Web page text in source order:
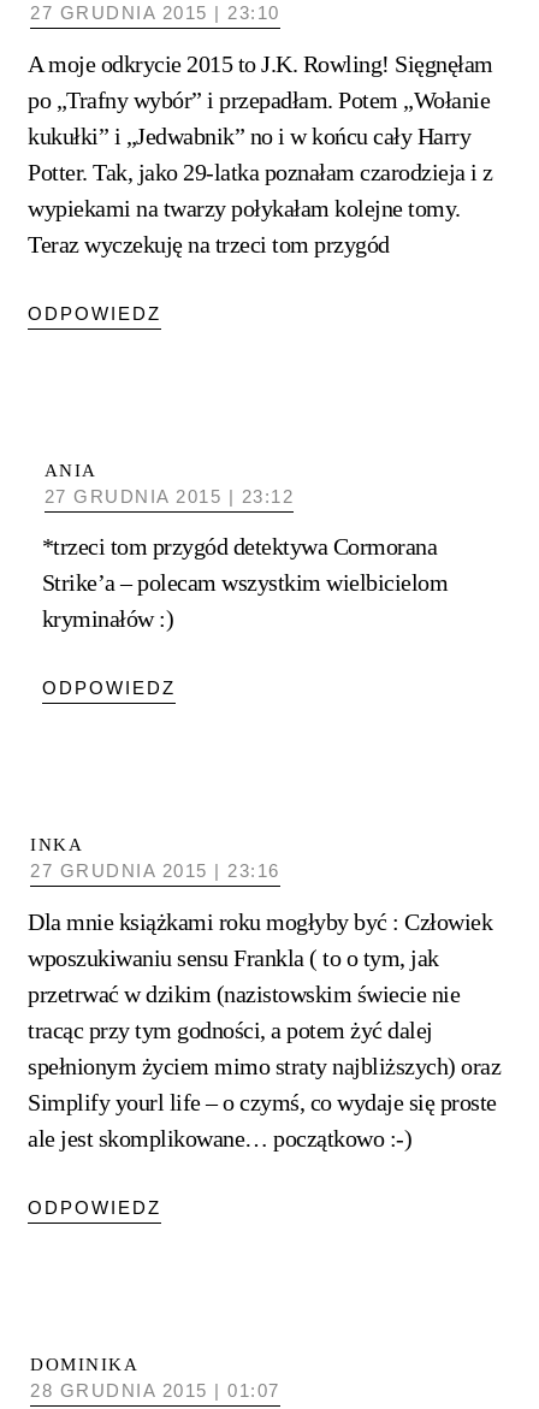
27 GRUDNIA 2015 | 23:10
A moje odkrycie 2015 to J.K. Rowling! Sięgnęłam
po „Trafny wybór” i przepadłam. Potem „Wołanie
kukułki” i „Jedwabnik” no i w końcu cały Harry
Potter. Tak, jako 29-latka poznałam czarodzieja i z
wypiekami na twarzy połykałam kolejne tomy.
Teraz wyczekuję na trzeci tom przygód
ODPOWIEDZ
ANIA
27 GRUDNIA 2015 | 23:12
*trzeci tom przygód detektywa Cormorana
Strike’a – polecam wszystkim wielbicielom
kryminałów :)
ODPOWIEDZ
INKA
27 GRUDNIA 2015 | 23:16
Dla mnie książkami roku mogłyby być : Człowiek
wposzukiwaniu sensu Frankla ( to o tym, jak
przetrwać w dzikim (nazistowskim świecie nie
tracąc przy tym godności, a potem żyć dalej
spełnionym życiem mimo straty najbliższych) oraz
Simplify yourl life – o czymś, co wydaje się proste
ale jest skomplikowane… początkowo :-)
ODPOWIEDZ
DOMINIKA
28 GRUDNIA 2015 | 01:07